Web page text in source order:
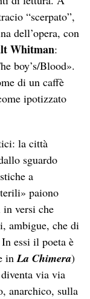
“scerpato”,
dell’opera, con
Whitman:
boy’s/Blood».
di un caffè
ipotizzato
la città
sguardo
a
paiono
versi che
ambigue, che di
essi il poeta è
inLa Chimera)
via via
anarchico, sulla